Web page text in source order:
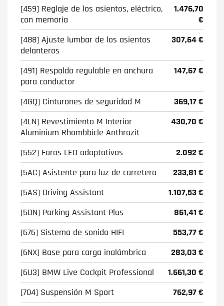
[459] Reglaje de los asientos, eléctrico,
con memoria
1.476,70
€
[488] Ajuste lumbar de los asientos
delanteros
307,64 €
[491] Respaldo regulable en anchura
para conductor
147,67 €
[4GQ] Cinturones de seguridad M
369,17 €
[4LN] Revestimiento M Interior
Aluminium Rhombbicle Anthrazit
430,70 €
[552] Faros LED adaptativos
2.092 €
[5AC] Asistente para luz de carretera
233,81 €
[5AS] Driving Assistant
1.107,53 €
[5DN] Parking Assistant Plus
861,41 €
[676] Sistema de sonido HIFI
553,77 €
[6NX] Base para carga inalámbrica
283,03 €
[6U3] BMW Live Cockpit Professional
1.661,30 €
[704] Suspensión M Sport
762,97 €